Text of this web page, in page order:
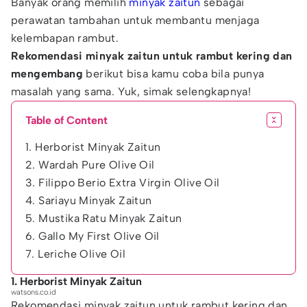
perawatan tambahan untuk membantu menjaga
kelembapan rambut.
Rekomendasi minyak zaitun untuk rambut kering dan
mengembang berikut bisa kamu coba bila punya
masalah yang sama. Yuk, simak selengkapnya!
Table of Content
1. Herborist Minyak Zaitun
2. Wardah Pure Olive Oil
3. Filippo Berio Extra Virgin Olive Oil
4. Sariayu Minyak Zaitun
5. Mustika Ratu Minyak Zaitun
6. Gallo My First Olive Oil
7. Leriche Olive Oil
1. Herborist Minyak Zaitun
watsons.co.id